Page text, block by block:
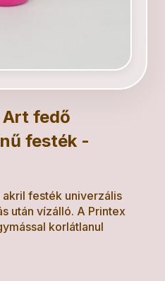
fedő
festék -
festék univerzális
után vízálló. A Printex
korlátlanul